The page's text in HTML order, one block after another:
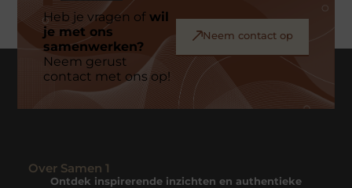
Heb je vragen ofwil
je met ons
samenwerken?
Neem gerust
contact met ons op!
Neem contact op
Over Samen 1
Ontdek inspirerende inzichten en authentieke